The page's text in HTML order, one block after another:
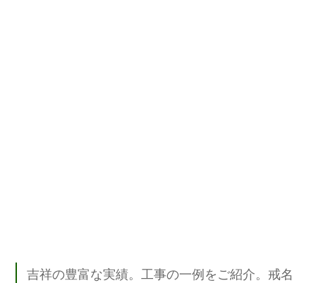
吉祥の豊富な実績。工事の一例をご紹介。戒名